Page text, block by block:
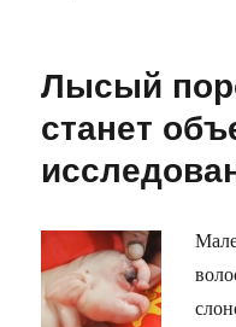
Лысый
станет